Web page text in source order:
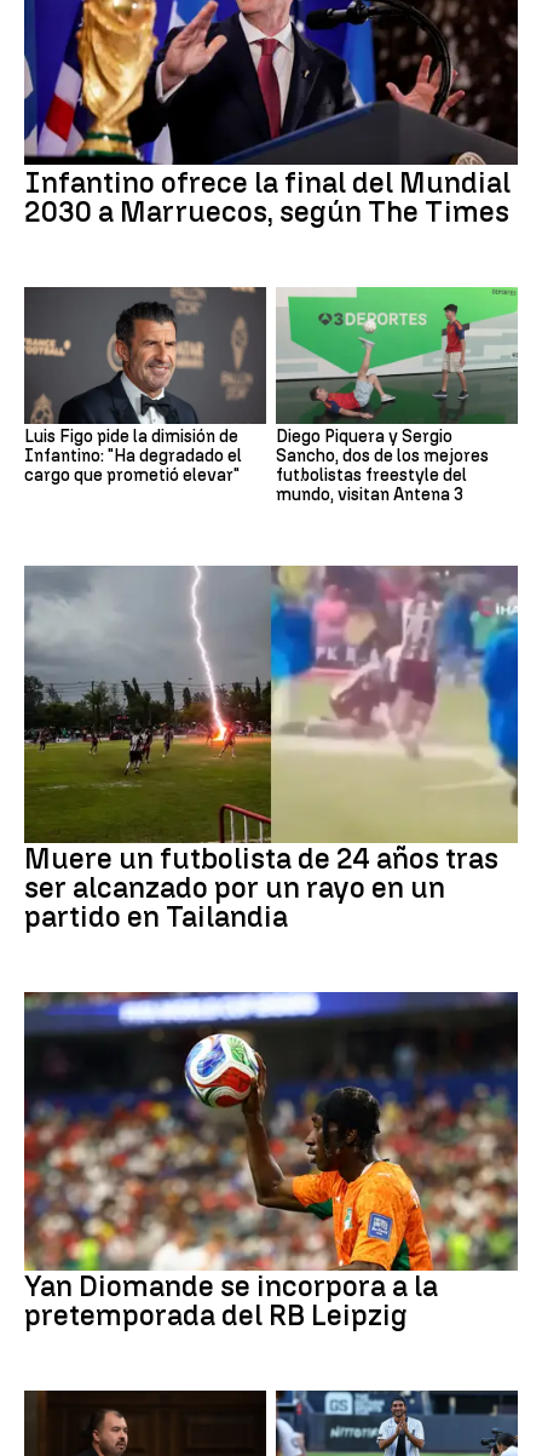
Infantino ofrece la final del Mundial
2030 a Marruecos, según The Times
Luis Figo pide la dimisión de
Infantino: "Ha degradado el
cargo que prometió elevar"
Diego Piquera y Sergio
Sancho, dos de los mejores
futbolistas freestyle del
mundo, visitan Antena 3
Muere un futbolista de 24 años tras
ser alcanzado por un rayo en un
partido en Tailandia
Fútbol
Yan Diomande se incorpora a la
pretemporada del RB Leipzig